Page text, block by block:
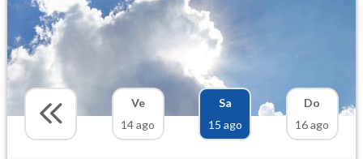
Ve
14 ago
Sa
15 ago
Do
16 ago